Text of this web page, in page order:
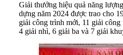
Giải thưởng hiệu quả năng
dựng năm 2024 được trao cho
giải công trình mới, 11 giải
4 giải nhì, 6 giải ba và 7 giải